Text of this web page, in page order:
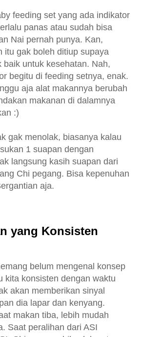
feeding set yang ada indikator
panas atau sudah bisa
Nai pernah punya. Kan,
itu gak boleh ditiup supaya
baik untuk kesehatan. Nah,
begitu di feeding setnya, enak.
aja alat makannya berubah
makanan di dalamnya
:)
gak menolak, biasanya kalau
1 suapan dengan
langsung kasih suapan dari
Chi pegang. Bisa kepenuhan
aja.
yang Konsisten
belum mengenal konsep
kita konsisten dengan waktu
akan memberikan sinyal
dia lapar dan kenyang.
makan tiba, lebih mudah
Saat peralihan dari ASI